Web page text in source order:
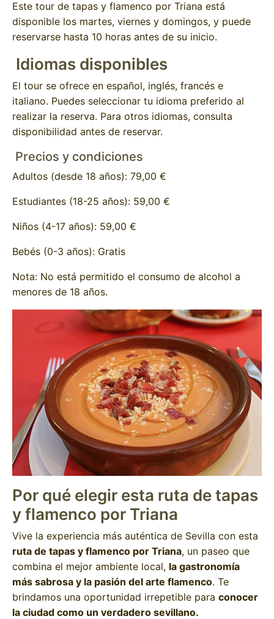
Este tour de tapas y flamenco por Triana está
disponible los martes, viernes y domingos, y puede
reservarse hasta 10 horas antes de su inicio.
Idiomas disponibles
El tour se ofrece en español, inglés, francés e
italiano. Puedes seleccionar tu idioma preferido al
realizar la reserva. Para otros idiomas, consulta
disponibilidad antes de reservar.
Precios y condiciones
Adultos (desde 18 años): 79,00 €
Estudiantes (18-25 años): 59,00 €
Niños (4-17 años): 59,00 €
Bebés (0-3 años): Gratis
Nota: No está permitido el consumo de alcohol a
menores de 18 años.
Por qué elegir esta ruta de tapas
y flamenco por Triana
Vive la experiencia más auténtica de Sevilla con esta
ruta de tapas y flamenco por Triana, un paseo que
combina el mejor ambiente local, la gastronomía
más sabrosa y la pasión del arte flamenco. Te
brindamos una oportunidad irrepetible para conocer
la ciudad como un verdadero sevillano.